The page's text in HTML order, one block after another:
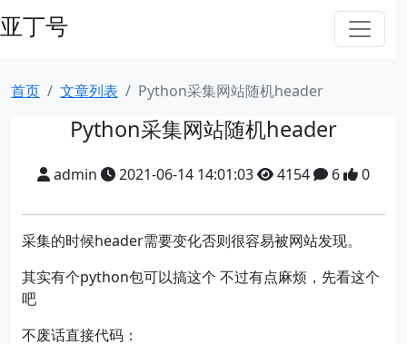
亚丁号
首页 文章列表 Python采集网站随机header
Python采集网站随机header
admin 2021-06-14 14:01:03 4154 6 0
采集的时候header需要变化否则很容易被网站发现。
其实有个python包可以搞这个 不过有点麻烦，先看这个
吧
不废话直接代码：